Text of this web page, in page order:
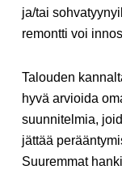
ja/tai
remontti voi
Talouden
hyvä arvioida
suunnitelmia,
jättää
Suuremmat